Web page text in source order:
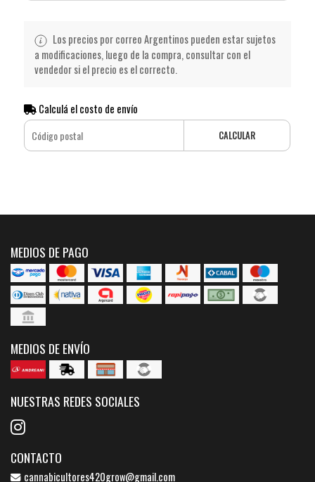
Los precios por correo Argentinos pueden estar sujetos
a modificaciones, luego de la compra, consultar con el
vendedor si el precio es el correcto.
Calculá el costo de envío
CALCULAR
MEDIOS DE PAGO
MEDIOS DE ENVÍO
NUESTRAS REDES SOCIALES
CONTACTO
cannabicultores420grow@gmail.com